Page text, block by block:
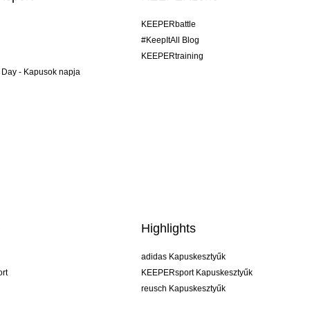
- Kapusok napja
KEEPERbattle
#KeepItAll Blog
KEEPERtraining
Highlights
adidas Kapuskesztyűk
KEEPERsport Kapuskesztyűk
reusch Kapuskesztyűk